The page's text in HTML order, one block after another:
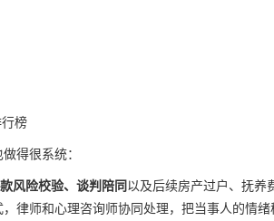
榜
得很系统：
风险校验、谈判陪同以及后续房产过户、抚养
，律师和心理咨询师协同处理，把当事人的情